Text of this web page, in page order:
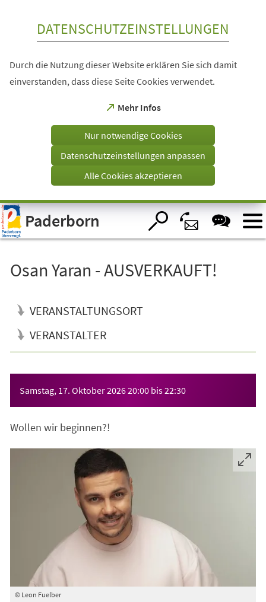
Visuelle
Assistenzsoftware
öffnen.
DATENSCHUTZEINSTELLUNGEN
Durch die Nutzung dieser Website erklären Sie sich damit
einverstanden, dass diese Seite Cookies verwendet.
Mehr Infos
(Öffnet
einem
Tab)
Nur notwendige Cookies
Datenschutzeinstellungen anpassen
Alle Cookies akzeptieren
Paderborn
Osan Yaran - AUSVERKAUFT!
VERANSTALTUNGSORT
VERANSTALTER
Samstag, 17. Oktober 202620:00 bis22:30
Wollen wir beginnen?!
© Leon Fuelber